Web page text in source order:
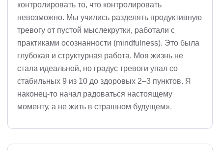
контролировать то, что контролировать
невозможно. Мы учились разделять продуктивную
тревогу от пустой мыслекрутки, работали с
практиками осознанности (mindfulness). Это была
глубокая и структурная работа. Моя жизнь не
стала идеальной, но градус тревоги упал со
стабильных 9 из 10 до здоровых 2–3 пунктов. Я
наконец-то начал радоваться настоящему
моменту, а не жить в страшном будущем».